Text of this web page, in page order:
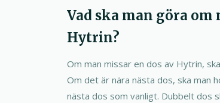
Vad ska man göra om
Hytrin?
Om man missar en dos av Hytrin,
Om det är nära nästa dos, ska man
nästa dos som vanligt. Dubbelt dos